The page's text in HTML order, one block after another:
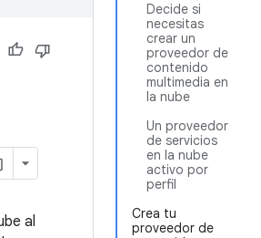
Decide si
necesitas
crear un
proveedor de
contenido
multimedia en
la nube
Un proveedor
de servicios
en la nube
activo por
perfil
Crea tu
proveedor de
al